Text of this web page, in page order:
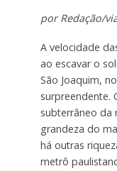
por Redação/
A velocidade
ao escavar o
São Joaquim,
surpreendente.
subterrâneo da
grandeza do
há outras
metrô